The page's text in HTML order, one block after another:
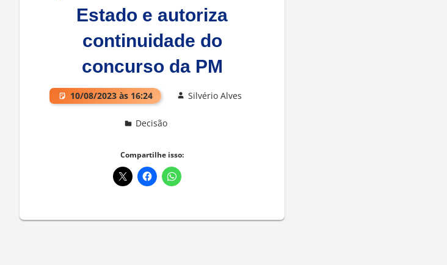
Estado e autoriza
continuidade do
concurso da PM
10/08/2023 às 16:24 Silvério Alves
Decisão
Compartilhe isso: